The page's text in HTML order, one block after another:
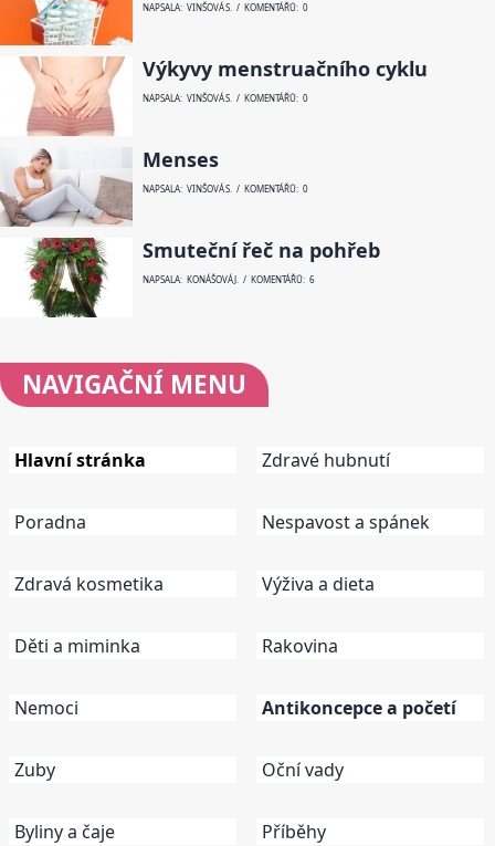
NAPSALA: VINŠOVÁ S. / KOMENTÁŘŮ: 0
Výkyvy menstruačního cyklu
NAPSALA: VINŠOVÁ S. / KOMENTÁŘŮ: 0
Menses
NAPSALA: VINŠOVÁ S. / KOMENTÁŘŮ: 0
Smuteční řeč na pohřeb
NAPSALA: KONÁŠOVÁ J. / KOMENTÁŘŮ: 6
NAVIGAČNÍ MENU
Hlavní stránka
Poradna
Zdravá kosmetika
Děti a miminka
Nemoci
Zuby
Byliny a čaje
Zdravé hubnutí
Nespavost a spánek
Výživa a dieta
Rakovina
Antikoncepce a početí
Oční vady
Příběhy